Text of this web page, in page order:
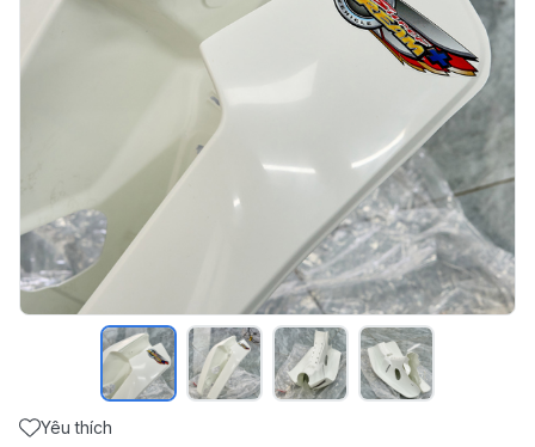
Yêu thích